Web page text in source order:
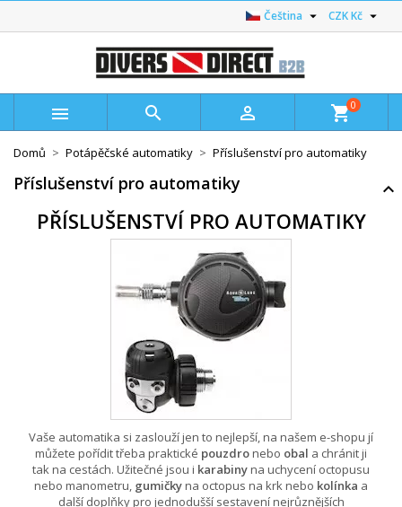
CZK Kč 
Čeština 
   shopping_cart0
Domů Potápěčské automatiky Příslušenství pro automatiky
Příslušenství pro automatiky
PŘÍSLUŠENSTVÍ PRO AUTOMATIKY
Vaše automatika si zaslouží jen to nejlepší, na našem e-shopu jí
můžete pořídit třeba praktické pouzdronebo obal a chránit ji
tak na cestách. Užitečné jsou i karabinyna uchycení octopusu
nebo manometru, gumičkyna octopus na krk nebo kolínka a
další doplňky pro jednodušší sestavení nejrůznějších